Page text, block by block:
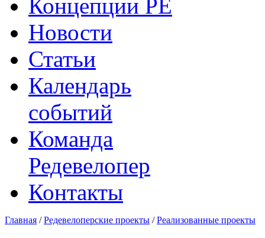
Концепции РЕ
Новости
Статьи
Календарь
событий
Команда
Редевелопер
Контакты
Главная /Редевелоперские проекты /Реализованные проекты